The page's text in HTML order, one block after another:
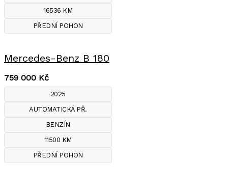
16536 KM
PŘEDNÍ POHON
Mercedes-Benz B 180
759 000 Kč
2025
AUTOMATICKÁ PŘ.
BENZÍN
11500 KM
PŘEDNÍ POHON